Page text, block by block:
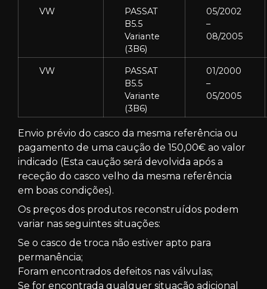
VW
PASSAT
B5.5
Variante
(3B6)
05/2002
–
08/2005
VW
PASSAT
B5.5
Variante
(3B6)
01/2000
–
05/2005
Envio prévio do casco da mesma referência ou
pagamento de uma caução de 150,00€ ao valor
indicado (Esta caução será devolvida após a
receção do casco velho da mesma referência
em boas condições).
Os preços dos produtos reconstruídos podem
variar nas seguintes situações:
Se o casco de troca não estiver apto para
permanência;
Foram encontrados defeitos nas válvulas;
Se for encontrada qualquer situação adicional